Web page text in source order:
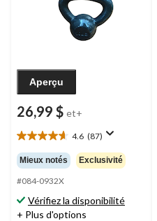
Aperçu
26,99 $ et+
4.6 (87)
4.6
étoile(s)
sur
5.
87
évaluations
Mieux notés Exclusivité
#084-0932X
Vérifiez la disponibilité
+ Plus d'options